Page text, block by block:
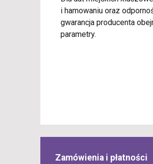
i hamowaniu oraz
gwarancja producenta
parametry.
Zamówienia i płatności